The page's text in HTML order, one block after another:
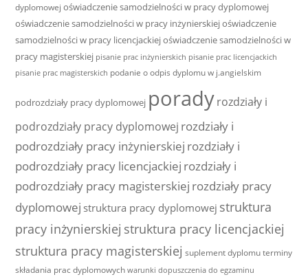
dyplomowej oświadczenie samodzielności w pracy dyplomowej
oświadczenie samodzielności w pracy inżynierskiejoświadczenie
samodzielności w pracy licencjackiejoświadczenie samodzielności w
pracy magisterskiej pisanie prac inżynierskich pisanie prac licencjackich
pisanie prac magisterskich podanie o odpis dyplomu w j.angielskim
podrozdziały pracy dyplomowej poradyrozdziały i
podrozdziały pracy dyplomowej rozdziały i
podrozdziały pracy inżynierskiej rozdziały i
podrozdziały pracy licencjackiej rozdziały i
podrozdziały pracy magisterskiej rozdziały pracy
dyplomowej struktura pracy dyplomowej struktura
pracy inżynierskiej struktura pracy licencjackiej
struktura pracy magisterskiej suplement dyplomu terminy
składania prac dyplomowych warunki dopuszczenia do egzaminu